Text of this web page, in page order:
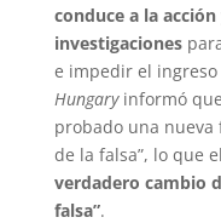
conduce a la
investigaciones
e impedir el
Hungaryinformó
probado una
de la falsa”, lo que
verdadero cambio
falsa”.